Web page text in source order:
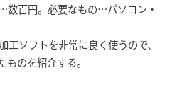
百円。必要なもの…パソコン・
ソフトを非常に良く使うので、
のを紹介する。